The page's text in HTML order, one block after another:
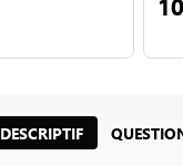
DESCRIPTIF